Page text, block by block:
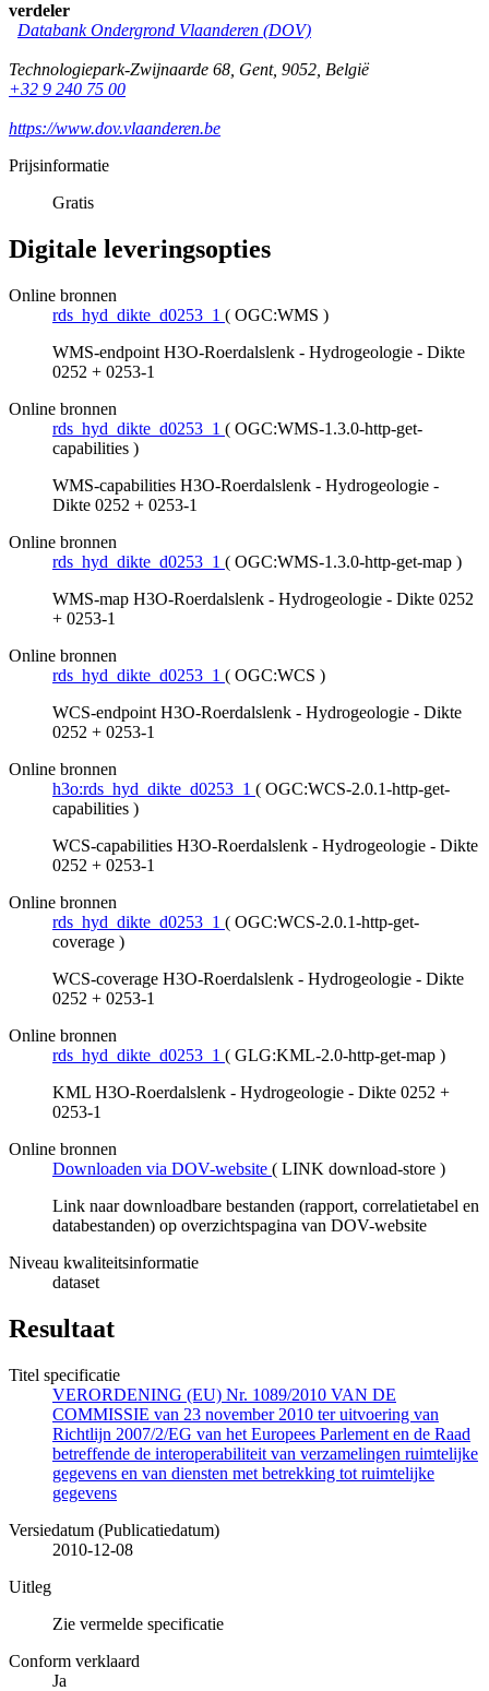
verdeler
Databank Ondergrond Vlaanderen (DOV)
Technologiepark-Zwijnaarde 68, Gent, 9052, België
+32 9 240 75 00
https://www.dov.vlaanderen.be
Prijsinformatie
Gratis
Digitale leveringsopties
Online bronnen
rds_hyd_dikte_d0253_1 ( OGC:WMS )
WMS-endpoint H3O-Roerdalslenk - Hydrogeologie - Dikte
0252 + 0253-1
Online bronnen
rds_hyd_dikte_d0253_1 ( OGC:WMS-1.3.0-http-get-
capabilities )
WMS-capabilities H3O-Roerdalslenk - Hydrogeologie -
Dikte 0252 + 0253-1
Online bronnen
rds_hyd_dikte_d0253_1 ( OGC:WMS-1.3.0-http-get-map )
WMS-map H3O-Roerdalslenk - Hydrogeologie - Dikte 0252
+ 0253-1
Online bronnen
rds_hyd_dikte_d0253_1 ( OGC:WCS )
WCS-endpoint H3O-Roerdalslenk - Hydrogeologie - Dikte
0252 + 0253-1
Online bronnen
h3o:rds_hyd_dikte_d0253_1 ( OGC:WCS-2.0.1-http-get-
capabilities )
WCS-capabilities H3O-Roerdalslenk - Hydrogeologie - Dikte
0252 + 0253-1
Online bronnen
rds_hyd_dikte_d0253_1 ( OGC:WCS-2.0.1-http-get-
coverage )
WCS-coverage H3O-Roerdalslenk - Hydrogeologie - Dikte
0252 + 0253-1
Online bronnen
rds_hyd_dikte_d0253_1 ( GLG:KML-2.0-http-get-map )
KML H3O-Roerdalslenk - Hydrogeologie - Dikte 0252 +
0253-1
Online bronnen
Downloaden via DOV-website ( LINK download-store )
Link naar downloadbare bestanden (rapport, correlatietabel en
databestanden) op overzichtspagina van DOV-website
Niveau kwaliteitsinformatie
dataset
Resultaat
Titel specificatie
VERORDENING (EU) Nr. 1089/2010 VAN DE
COMMISSIE van 23 november 2010 ter uitvoering van
Richtlijn 2007/2/EG van het Europees Parlement en de Raad
betreffende de interoperabiliteit van verzamelingen ruimtelijke
gegevens en van diensten met betrekking tot ruimtelijke
gegevens
Versiedatum (Publicatiedatum)
2010-12-08
Uitleg
Zie vermelde specificatie
Conform verklaard
Ja